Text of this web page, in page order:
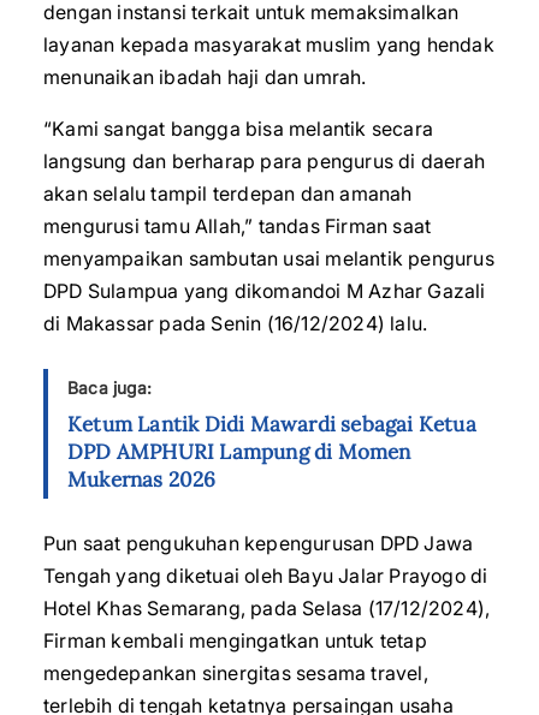
dengan instansi terkait untuk memaksimalkan
layanan kepada masyarakat muslim yang hendak
menunaikan ibadah haji dan umrah.
“Kami sangat bangga bisa melantik secara
langsung dan berharap para pengurus di daerah
akan selalu tampil terdepan dan amanah
mengurusi tamu Allah,” tandas Firman saat
menyampaikan sambutan usai melantik pengurus
DPD Sulampua yang dikomandoi M Azhar Gazali
di Makassar pada Senin (16/12/2024) lalu.
Baca juga:
Ketum Lantik Didi Mawardi sebagai Ketua
DPD AMPHURI Lampung di Momen
Mukernas 2026
Pun saat pengukuhan kepengurusan DPD Jawa
Tengah yang diketuai oleh Bayu Jalar Prayogo di
Hotel Khas Semarang, pada Selasa (17/12/2024),
Firman kembali mengingatkan untuk tetap
mengedepankan sinergitas sesama travel,
terlebih di tengah ketatnya persaingan usaha